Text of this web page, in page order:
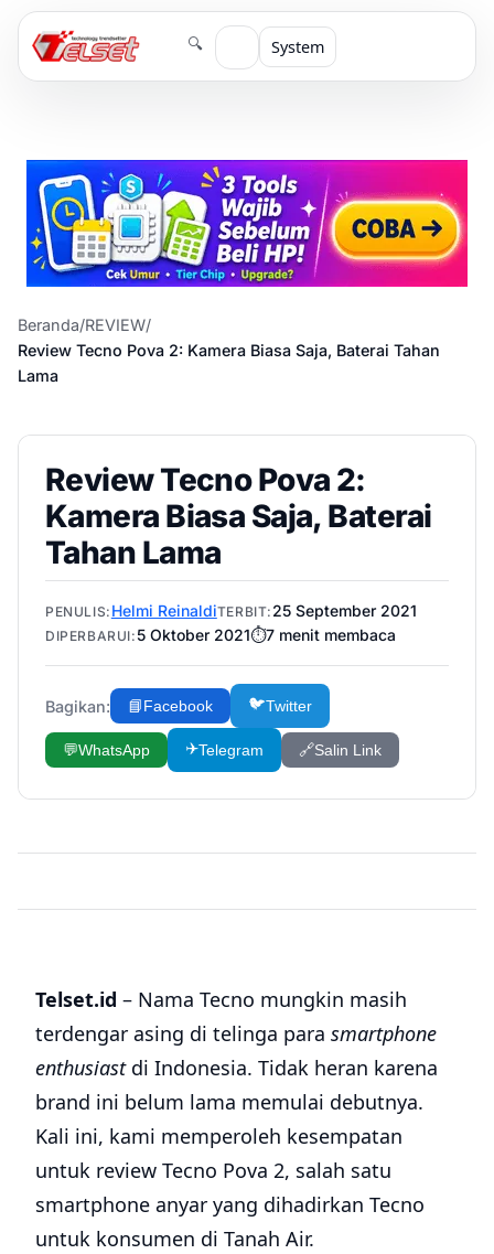
🔍 System
Beranda/REVIEW/
Review Tecno Pova 2: Kamera Biasa Saja, Baterai Tahan
Lama
Review Tecno Pova 2:
Kamera Biasa Saja, Baterai
Tahan Lama
PENULIS: Helmi ReinaldiTERBIT: 25 September 2021
DIPERBARUI:5 Oktober 2021⏱️7menit membaca
Bagikan: 📘Facebook 🐦Twitter
💬WhatsApp ✈️Telegram 🔗Salin Link
Telset.id – Nama Tecno mungkin masih
terdengar asing di telinga para smartphone
enthusiastdi Indonesia. Tidak heran karena
brand ini belum lama memulai debutnya.
Kali ini, kami memperoleh kesempatan
untuk review Tecno Pova 2, salah satu
smartphone anyar yang dihadirkan Tecno
untuk konsumen di Tanah Air.